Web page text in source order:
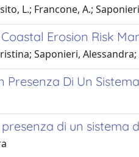
L.; Francone, A.;
Erosion Risk
Saponieri,
Di Un
di un sistema